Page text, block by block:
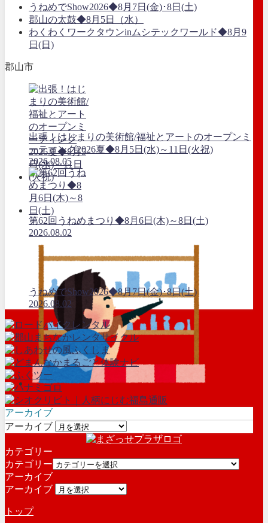
うねめでShow2026◆8月7日(金)･8日(土)
郡山の太鼓◆8月5日（水）
わくわくワークタウンinムシテックワールド◆8月9
日(日)
郡山市
出張！はじまりの美術館/福祉とアートのオープンミ
ーティング2026夏◆8月5日(水)～11日(火祝)
2026.08.05
第62回うねめまつり◆8月6日(木)～8日(土)
2026.08.02
うねめでShow2026◆8月7日(金)･8日(土)
2026.08.02
アーカイブ
アーカイブ
カテゴリー
カテゴリー
アーカイブ
アーカイブ
トップ